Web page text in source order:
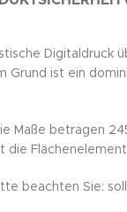
Digitaldruck
ist ein
Maße betragen
die
beachten Sie: